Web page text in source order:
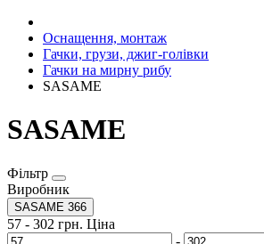
Оснащення, монтаж
Гачки, грузи, джиг-голівки
Гачки на мирну рибу
SASAME
SASAME
Фільтр
Виробник
SASAME 366
57 - 302 грн. Ціна
-